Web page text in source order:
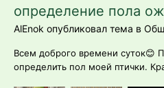
определение пола
AlEnok опубликовал тема в
Всем доброго времени суток😊
определить пол моей птички.